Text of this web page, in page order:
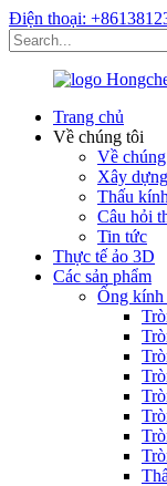
Điện thoại:
Trang chủ
Về chúng tôi
Về
Xây
Thấu
Câu hỏi
Tin tức
Thực tế ảo 3D
Các sản phẩm
Ống kính